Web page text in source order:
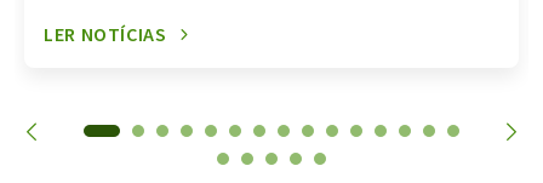
LER NOTÍCIAS